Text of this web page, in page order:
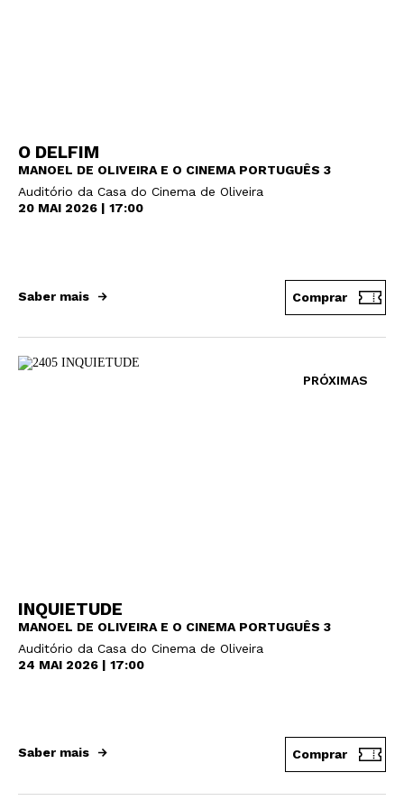
O DELFIM
MANOEL DE OLIVEIRA E O CINEMA PORTUGUÊS 3
Auditório da Casa do Cinema de Oliveira
20 MAI 2026 | 17:00
Saber mais Comprar
PRÓXIMAS
INQUIETUDE
MANOEL DE OLIVEIRA E O CINEMA PORTUGUÊS 3
Auditório da Casa do Cinema de Oliveira
24 MAI 2026 | 17:00
Saber mais Comprar